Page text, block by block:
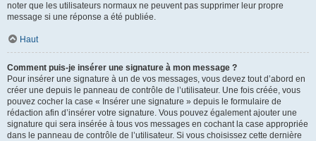
noter que les utilisateurs normaux ne peuvent pas supprimer leur propre
message si une réponse a été publiée.
Haut
Comment puis-je insérer une signature à mon message ?
Pour insérer une signature à un de vos messages, vous devez tout d’abord en
créer une depuis le panneau de contrôle de l’utilisateur. Une fois créée, vous
pouvez cocher la case « Insérer une signature » depuis le formulaire de
rédaction afin d’insérer votre signature. Vous pouvez également ajouter une
signature qui sera insérée à tous vos messages en cochant la case appropriée
dans le panneau de contrôle de l’utilisateur. Si vous choisissez cette dernière